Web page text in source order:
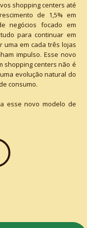
shopping centers até
de 1,5% em
negócios focado em
para continuar em
uma em cada três lojas
impulso. Esse novo
shopping centers não é
evolução natural do
consumo.
esse novo modelo de